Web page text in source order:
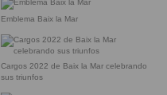
Emblema Baix la Mar
Cargos 2022 de Baix la Mar celebrando
sus triunfos